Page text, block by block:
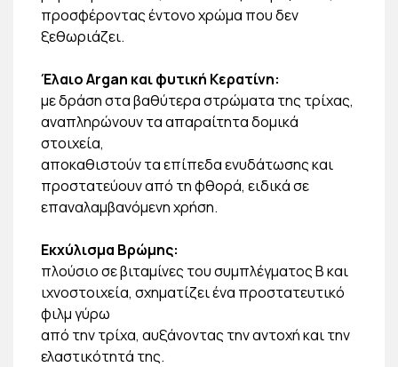
προσφέροντας έντονο χρώμα που δεν
ξεθωριάζει.
Έλαιο Argan και φυτική Κερατίνη:
με δράση στα βαθύτερα στρώματα της τρίχας,
αναπληρώνουν τα απαραίτητα δομικά
στοιχεία,
αποκαθιστούν τα επίπεδα ενυδάτωσης και
προστατεύουν από τη φθορά, ειδικά σε
επαναλαμβανόμενη χρήση.
Εκχύλισμα Βρώμης:
πλούσιο σε βιταμίνες του συμπλέγματος Β και
ιχνοστοιχεία, σχηματίζει ένα προστατευτικό
φιλμ γύρω
από την τρίχα, αυξάνοντας την αντοχή και την
ελαστικότητά της.